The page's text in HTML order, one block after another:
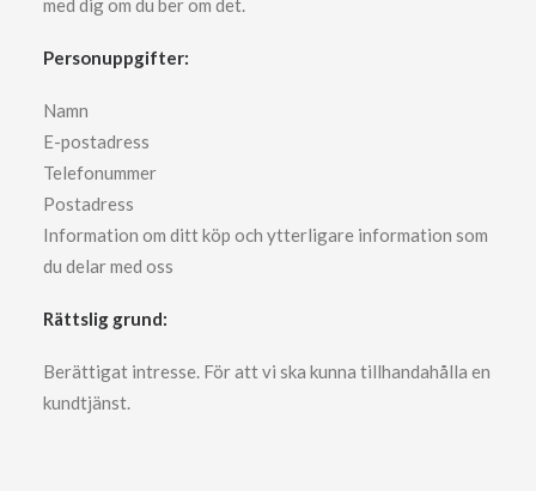
med dig om du ber om det.
Personuppgifter:
Namn
E-postadress
Telefonummer
Postadress
Information om ditt köp och ytterligare information som
du delar med oss
Rättslig grund:
Berättigat intresse. För att vi ska kunna tillhandahålla en
kundtjänst.